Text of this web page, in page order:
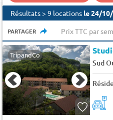
Résultats > 9 locations le 24/
PARTAGER Prix TTC par
TripandCo
Sud